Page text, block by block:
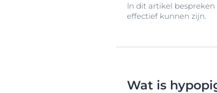
In dit artikel
effectief kunnen zijn.
Wat is